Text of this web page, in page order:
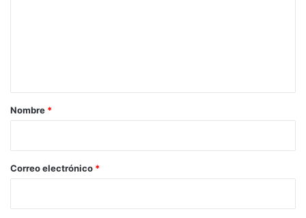
r
*
Nombre *
Correo electrónico *